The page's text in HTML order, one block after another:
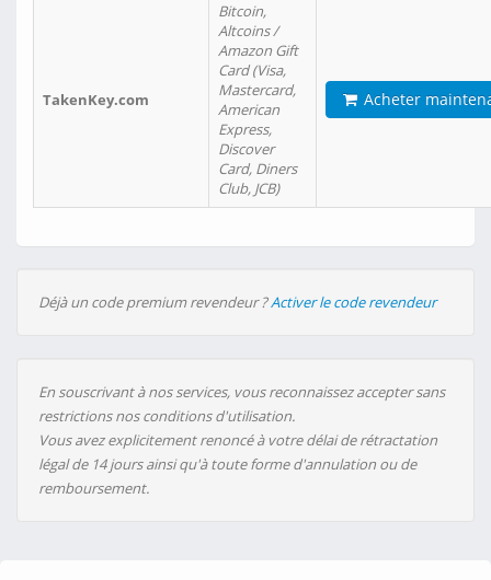
TakenKey.com
Bitcoin,
Altcoins /
Amazon Gift
Card (Visa,
Mastercard,
American
Express,
Discover
Card, Diners
Club, JCB)
Acheter
Déjà un code premium revendeur ?Activer le code revendeur
En souscrivant à nos services, vous reconnaissez accepter sans
restrictions nos conditions d'utilisation.
Vous avez explicitement renoncé à votre délai de rétractation
légal de 14 jours ainsi qu'à toute forme d'annulation ou de
remboursement.